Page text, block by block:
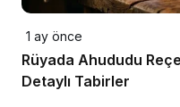
1 ay önce
Rüyada Ahududu
Detaylı Tabirler